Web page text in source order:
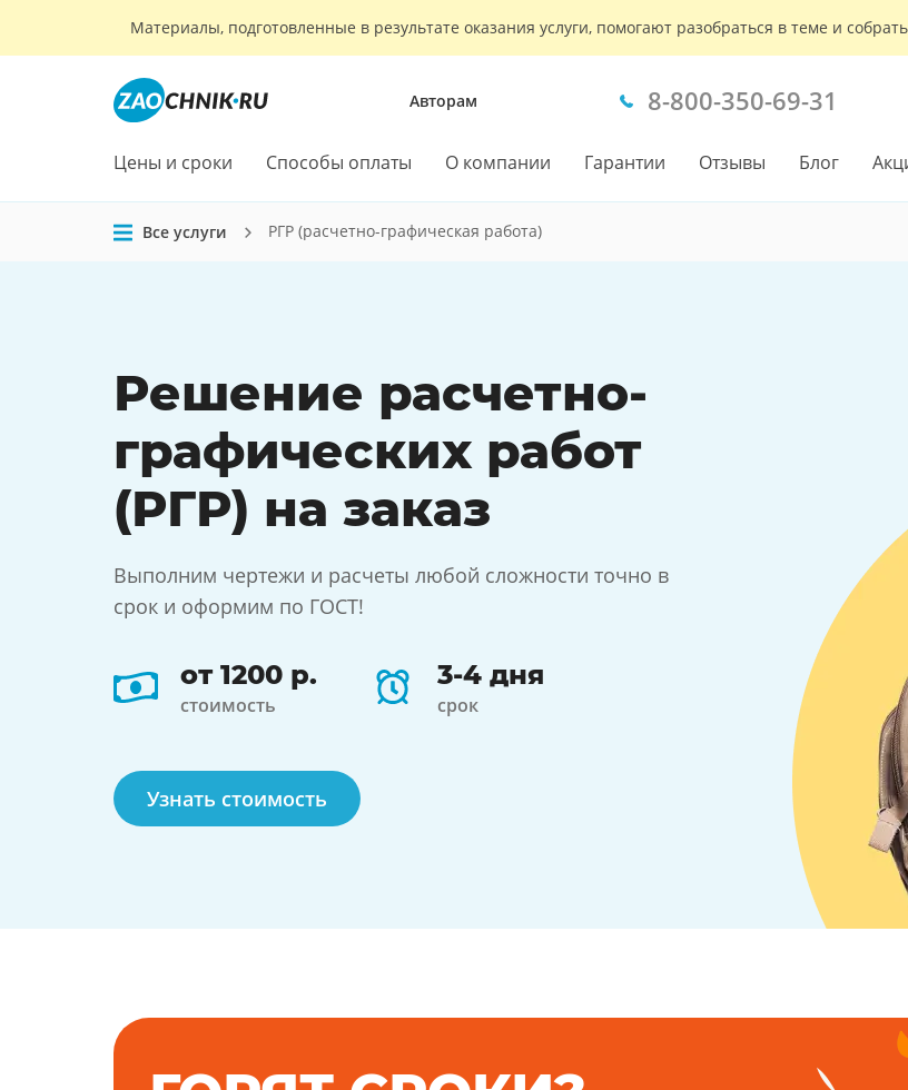
Материалы, подготовленные в результате оказания услуги, помогают разобраться в теме и
Авторам 8-800-350-69-31
Цены и сроки Способы оплаты О компании Гарантии Отзывы Блог
Все услуги РГР (расчетно-графическая работа)
Решение расчетно-
графических работ
(РГР) на заказ
Выполним чертежи и расчеты любой сложности точно в
срок и оформим по ГОСТ!
от 1200 р.
стоимость
3-4 дня
срок
Узнать стоимость